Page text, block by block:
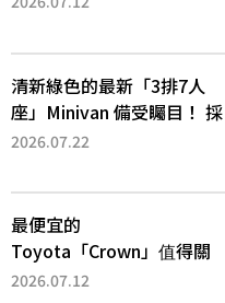
為何能迅速熱賣？
清新綠色的最新「3排7人
座」Minivan 備受矚目！ 採
用全長4.7公尺剛剛好的車
還推出467萬元日圓起的5
人座版...
2026.07.22
最便宜的
Toyota「Crown」值得關
注！ 搭載4WD、每公升
2026.07.12